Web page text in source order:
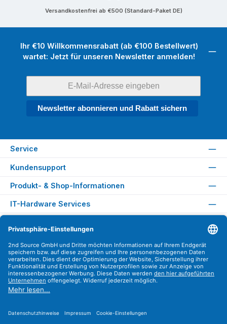
Versandkostenfrei ab €500 (Standard-Paket DE)
Ihr €10 Willkommensrabatt (ab €100 Bestellwert)
wartet: Jetzt für unseren Newsletter anmelden!
Newsletter abonnieren und Rabatt sichern
Service
Kundensupport
Produkt- & Shop-Informationen
IT-Hardware Services
Versandarten
Zahlungsarten
Sicher Einkaufen
Find us on